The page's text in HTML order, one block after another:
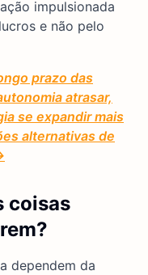
impulsionada
e não pelo
prazo das
atrasar,
se expandir mais
alternativas de
coisas
dependem da